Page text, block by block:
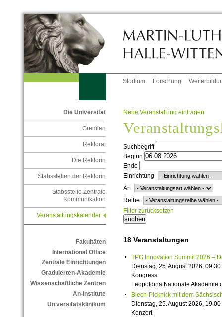
Studium Forschung
Die Universität
Gremien
Rektorat
Die Rektorin
Stabsstellen der Rektorin
Stabsstelle Zentrale
Kommunikation
Veranstaltungskalender
Fakultäten
International Office
Zentrale Einrichtungen
Graduierten-Akademie
Wissenschaftliche Zentren
An-Institute
Universitätsklinikum
Neue Veranstaltung eintragen
Suchbegriff
Beginn
Ende
Einrichtung
Art
Reihe
Filter zurücksetzen
18 Veranstaltungen
TPG Innovation Summit 2026 –
Dienstag, 25. August 2026,
Kongress
Leopoldina Nationale Akademie
Blech-Picknick mit dem
Dienstag, 25. August 2026,
Konzert